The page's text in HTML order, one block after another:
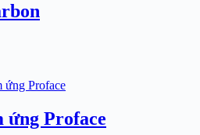
ứng Proface